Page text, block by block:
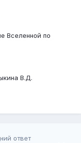
Вселенной по
В.Д.
ответ